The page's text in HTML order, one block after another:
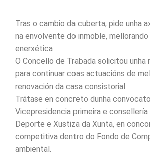
Tras o cambio da cuberta, pide unha
na envolvente do inmoble,
enerxética
O Concello de Trabada solicitou unha
para continuar coas actuacións de
renovación da casa consistorial.
Trátase en concreto dunha
Vicepresidencia primeira e consellería
Deporte e Xustiza da Xunta, en
competitiva dentro do Fondo de
ambiental.